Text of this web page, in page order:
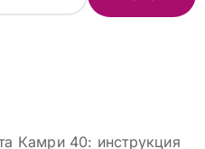
Камри 40: инструкция